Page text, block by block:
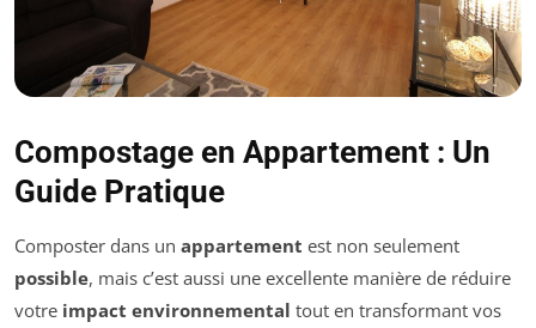
Compostage en Appartement : Un
Guide Pratique
Composter dans un appartement est non seulement
possible, mais c’est aussi une excellente manière de réduire
votre impact environnemental tout en transformant vos